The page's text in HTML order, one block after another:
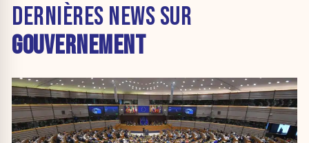
DERNIÈRES NEWS SUR
GOUVERNEMENT